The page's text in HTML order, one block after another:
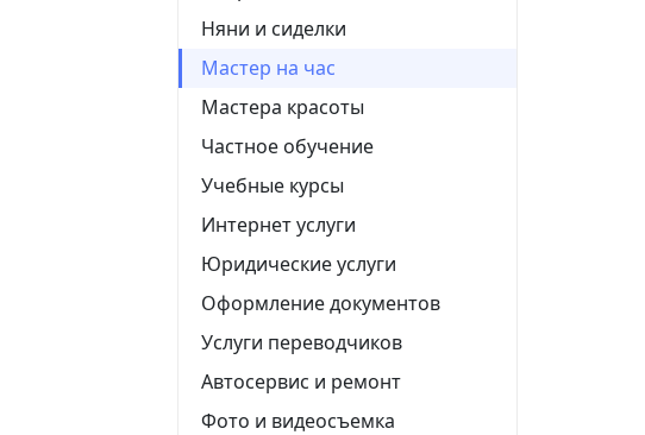
Няни и сиделки
Мастер на час
Мастера красоты
Частное обучение
Учебные курсы
Интернет услуги
Юридические услуги
Оформление документов
Услуги переводчиков
Автосервис и ремонт
Фото и видеосъемка